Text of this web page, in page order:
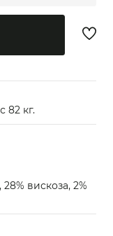
82 кг.
вискоза, 2%